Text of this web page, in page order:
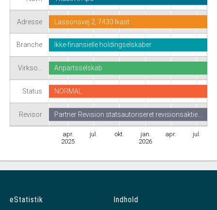
Adresse
Branche
Virkso…
Status
Revisor
apr.
2025
jul. okt.
jan.
2026
apr. jul.
Lassonsvej 2, 7430 Ikast
Ikke-finansielle holdingselskaber
Anpartsselskab
NORMAL
Partner Revision statsautoriseret revisionsaktie…
eStatistik Indhold